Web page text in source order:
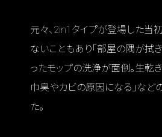
元々、2in1タイプが登場した当
ないこともあり「部屋の隅が拭
ったモップの洗浄が面倒。生乾
巾臭やカビの原因になる」など
た。